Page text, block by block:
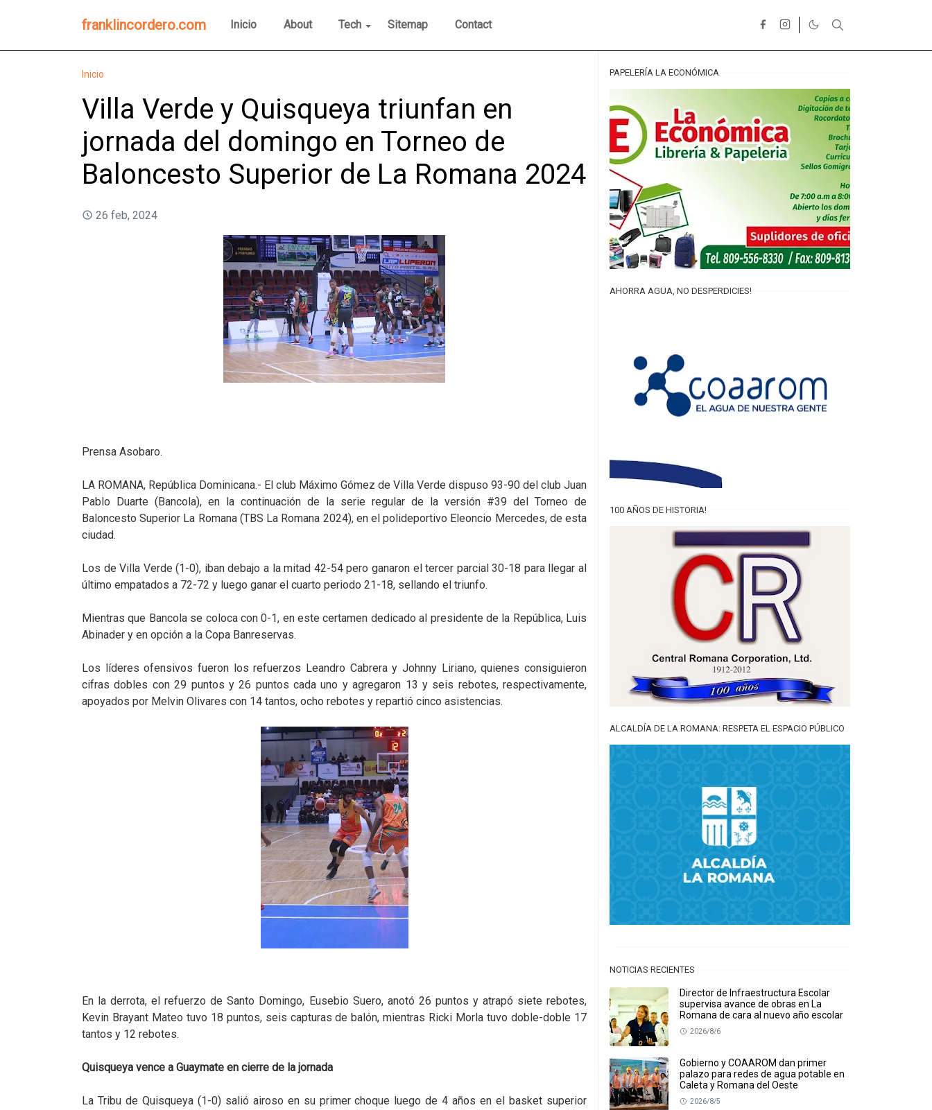
franklincordero.com Inicio About Tech Sitemap Contact
Inicio
Villa Verde y Quisqueya triunfan en
jornada del domingo en Torneo de
Baloncesto Superior de La Romana 2024
26 feb, 2024
Prensa Asobaro.
LA ROMANA, República Dominicana.- El club Máximo Gómez de Villa Verde dispuso 93-90 del club Juan
Pablo Duarte (Bancola), en la continuación de la serie regular de la versión #39 del Torneo de
Baloncesto Superior La Romana (TBS La Romana 2024), en el polideportivo Eleoncio Mercedes, de esta
ciudad.
Los de Villa Verde (1-0), iban debajo a la mitad 42-54 pero ganaron el tercer parcial 30-18 para llegar al
último empatados a 72-72 y luego ganar el cuarto periodo 21-18, sellando el triunfo.
Mientras que Bancola se coloca con 0-1, en este certamen dedicado al presidente de la República, Luis
Abinader y en opción a la Copa Banreservas.
Los líderes ofensivos fueron los refuerzos Leandro Cabrera y Johnny Liriano, quienes consiguieron
cifras dobles con 29 puntos y 26 puntos cada uno y agregaron 13 y seis rebotes, respectivamente,
apoyados por Melvin Olivares con 14 tantos, ocho rebotes y repartió cinco asistencias.
En la derrota, el refuerzo de Santo Domingo, Eusebio Suero, anotó 26 puntos y atrapó siete rebotes,
Kevin Brayant Mateo tuvo 18 puntos, seis capturas de balón, mientras Ricki Morla tuvo doble-doble 17
tantos y 12 rebotes.
Quisqueya vence a Guaymate en cierre de la jornada
La Tribu de Quisqueya (1-0) salió airoso en su primer choque luego de 4 años en el basket superior
PAPELERÍA LA ECONÓMICA
AHORRA AGUA, NO DESPERDICIES!
100 AÑOS DE HISTORIA!
ALCALDÍA DE LA ROMANA: RESPETA EL ESPACIO PÚBLICO
NOTICIAS RECIENTES
Director de Infraestructura Escolar
supervisa avance de obras en La
Romana de cara al nuevo año escolar
2026/8/6
Gobierno y COAAROM dan primer
palazo para redes de agua potable en
Caleta y Romana del Oeste
2026/8/5